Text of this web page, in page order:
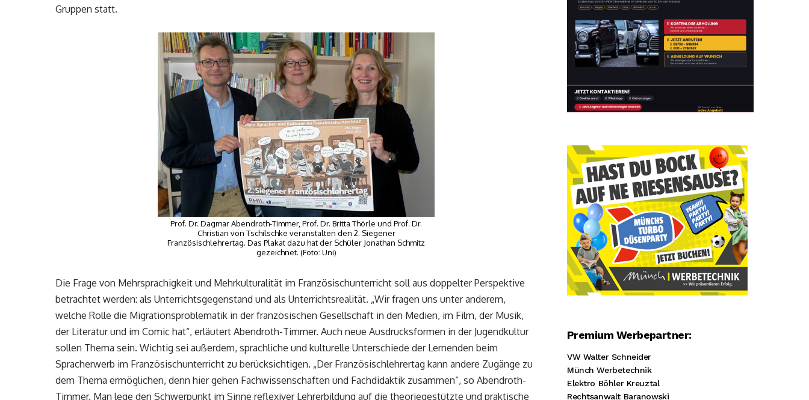
Gruppen statt.
Prof. Dr. Dagmar Abendroth-Timmer, Prof. Dr. Britta Thörle und Prof. Dr.
Christian von Tschilschke veranstalten den 2. Siegener
Französischlehrertag. Das Plakat dazu hat der Schüler Jonathan Schmitz
gezeichnet. (Foto: Uni)
Die Frage von Mehrsprachigkeit und Mehrkulturalität im Französischunterricht soll aus doppelter Perspektive
betrachtet werden: als Unterrichtsgegenstand und als Unterrichtsrealität. „Wir fragen uns unter anderem,
welche Rolle die Migrationsproblematik in der französischen Gesellschaft in den Medien, im Film, der Musik,
der Literatur und im Comic hat“, erläutert Abendroth-Timmer. Auch neue Ausdrucksformen in der Jugendkultur
sollen Thema sein. Wichtig sei außerdem, sprachliche und kulturelle Unterschiede der Lernenden beim
Spracherwerb im Französischunterricht zu berücksichtigen. „Der Französischlehrertag kann andere Zugänge zu
dem Thema ermöglichen, denn hier gehen Fachwissenschaften und Fachdidaktik zusammen“, so Abendroth-
Timmer. Man lege den Schwerpunkt im Sinne reflexiver Lehrerbildung auf die theoriegestützte und praktische
Premium Werbepartner:
VW Walter Schneider
Münch Werbetechnik
Elektro Böhler Kreuztal
Rechtsanwalt Baranowski